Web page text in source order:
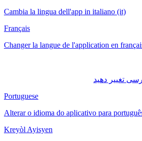
Cambia la lingua dell'app in italiano (it)
Français
Changer la langue de l'application en
Portuguese
Alterar o idioma do aplicativo para
Kreyòl Ayisyen